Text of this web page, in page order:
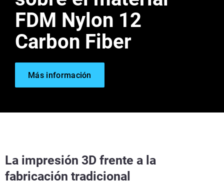
FDM Nylon 12
Carbon Fiber
Más información
La impresión 3D frente a la
fabricación tradicional